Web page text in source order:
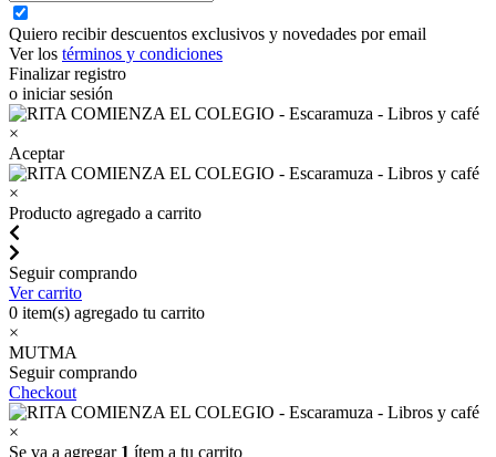
Quiero recibir descuentos exclusivos y novedades por email
Ver los términos y condiciones
Finalizar registro
o iniciar sesión
×
Aceptar
×
Producto agregado a carrito
Seguir comprando
Ver carrito
0 item(s) agregado tu carrito
×
MUTMA
Seguir comprando
Checkout
×
Se va a agregar 1 ítem a tu carrito